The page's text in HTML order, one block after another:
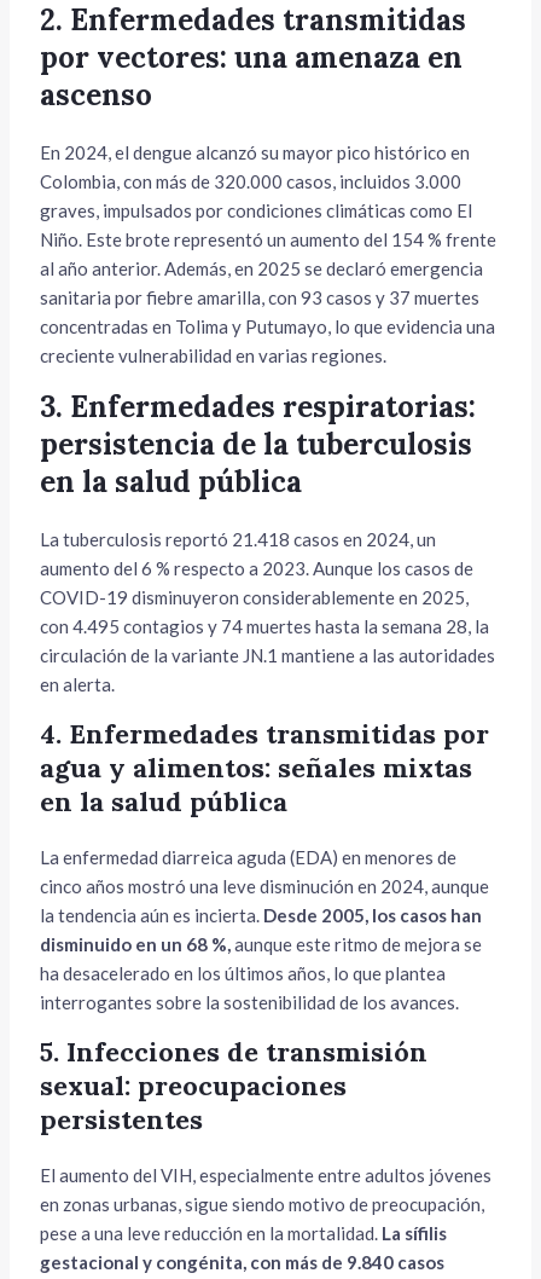
2. Enfermedades transmitidas
por vectores: una amenaza en
ascenso
En 2024, el dengue alcanzó su mayor pico histórico en
Colombia, con más de 320.000 casos, incluidos 3.000
graves, impulsados por condiciones climáticas como El
Niño. Este brote representó un aumento del 154 % frente
al año anterior. Además, en 2025 se declaró emergencia
sanitaria por fiebre amarilla, con 93 casos y 37 muertes
concentradas en Tolima y Putumayo, lo que evidencia una
creciente vulnerabilidad en varias regiones.
3. Enfermedades respiratorias:
persistencia de la tuberculosis
en la salud pública
La tuberculosis reportó 21.418 casos en 2024, un
aumento del 6 % respecto a 2023. Aunque los casos de
COVID-19 disminuyeron considerablemente en 2025,
con 4.495 contagios y 74 muertes hasta la semana 28, la
circulación de la variante JN.1 mantiene a las autoridades
en alerta.
4. Enfermedades transmitidas por
agua y alimentos: señales mixtas
en la salud pública
La enfermedad diarreica aguda (EDA) en menores de
cinco años mostró una leve disminución en 2024, aunque
la tendencia aún es incierta. Desde 2005, los casos han
disminuido en un 68 %,aunque este ritmo de mejora se
ha desacelerado en los últimos años, lo que plantea
interrogantes sobre la sostenibilidad de los avances.
5. Infecciones de transmisión
sexual: preocupaciones
persistentes
El aumento del VIH, especialmente entre adultos jóvenes
en zonas urbanas, sigue siendo motivo de preocupación,
pese a una leve reducción en la mortalidad. La sífilis
gestacional y congénita, con más de 9.840 casos